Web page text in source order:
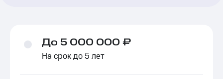
До 5 000 000 ₽
На срок до 5 лет